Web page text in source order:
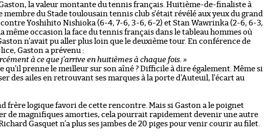
la valeur montante du tennis français. Huitième-de-finaliste à
membre du Stade toulousain tennis club s’était révélé aux yeux du grand
Yoshihito Nishioka (6-4, 7-6, 3-6, 6-2) et Stan Wawrinka (2-6, 6-3,
même occasion la face du tennis français dans le tableau hommes où
n’avait pu aller plus loin que le deuxième tour. En conférence de
Gaston a prévenu :
à ce que j’arrive en huitièmes à chaque fois. »
qu’il prenne le meilleur sur son aîné ? Difficile à dire également. Même si
des ailes en retrouvant ses marques à la porte d’Auteuil, l’écart au
frère logique favori de cette rencontre. Mais si Gaston a le poignet
de magnifiques amorties, cela pourrait rapidement devenir une autre
Gasquet n’a plus ses jambes de 20 piges pour venir courir au filet.